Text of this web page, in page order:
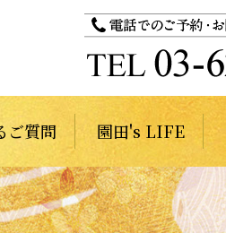
ご質問 園田's LIFE